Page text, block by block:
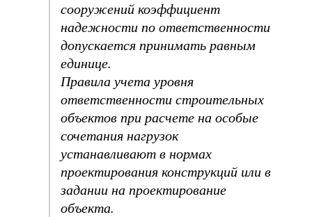
сооружений коэффициент
надежности по ответственности
допускается принимать равным
единице.
Правила учета уровня
ответственности строительных
объектов при расчете на особые
сочетания нагрузок
устанавливают в нормах
проектирования конструкций или в
задании на проектирование
объекта.